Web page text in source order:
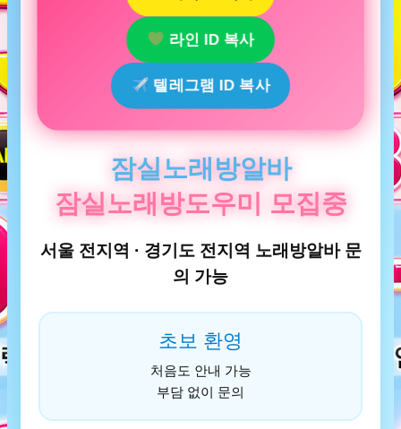
라인 ID 복사
텔레그램 ID 복사
잠실노래방알바
잠실노래방도우미 모집중
서울 전지역 · 경기도 전지역 노래방알바 문
의 가능
초보 환영
처음도 안내 가능
부담 없이 문의